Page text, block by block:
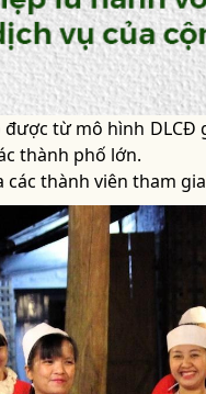
từ mô hình
thành phố lớn.
các thành viên tham